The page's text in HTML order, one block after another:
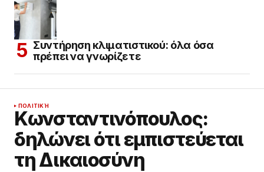
Συντήρηση κλιματιστικού: όλα όσα
πρέπει να γνωρίζετε
ΠΟΛΙΤΙΚΉ
Κωνσταντινόπουλος:
δηλώνει ότι εμπιστεύεται
τη Δικαιοσύνη